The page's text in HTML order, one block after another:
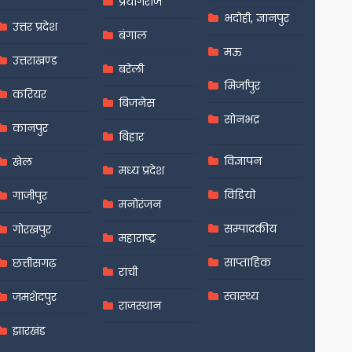
उत्तर प्रदेश
उत्तराखण्ड
करियर
कानपुर
खेल
गाजीपुर
गोरखपुर
छत्तीसगढ़
जमशेदपुर
झारखंड
बंगाल
बरेली
बिजनेस
बिहार
मध्य प्रदेश
मनोरंजन
महाराष्ट्र
रांची
राजस्थान
भदोही, ज्ञानपुर
मऊ
मिर्जापुर
सोनभद्र
विज्ञापन
विडियो
सम्पादकीय
साप्ताहिक
स्वास्थ्य